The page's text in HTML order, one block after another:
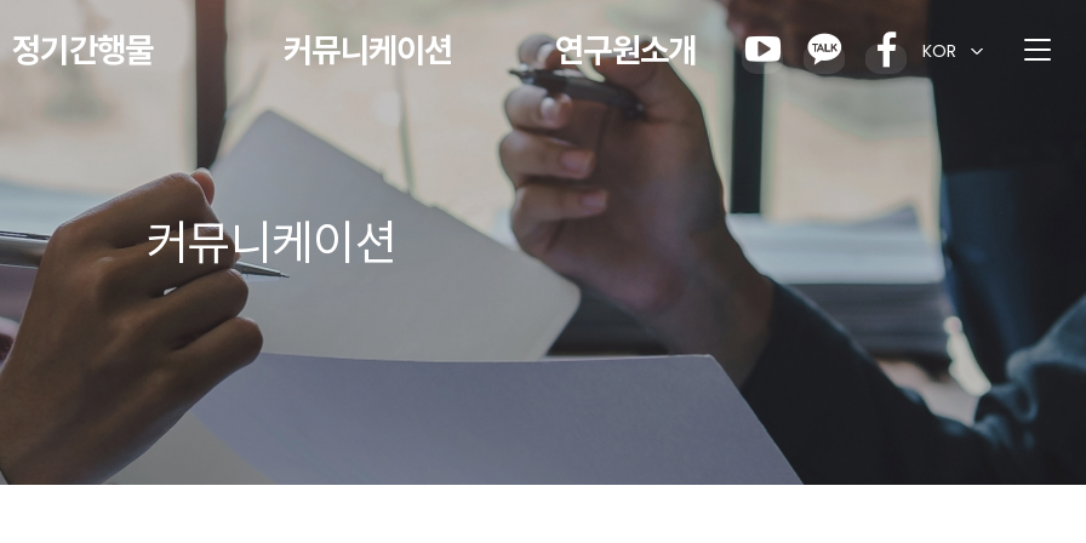
정기간행물 커뮤니케이션 연구원소개 KOR
커뮤니케이션